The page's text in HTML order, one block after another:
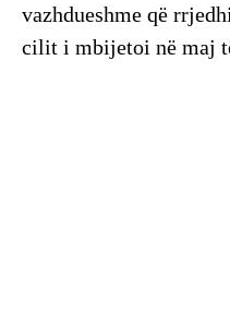
vazhdueshme që
cilit i mbijetoi në maj